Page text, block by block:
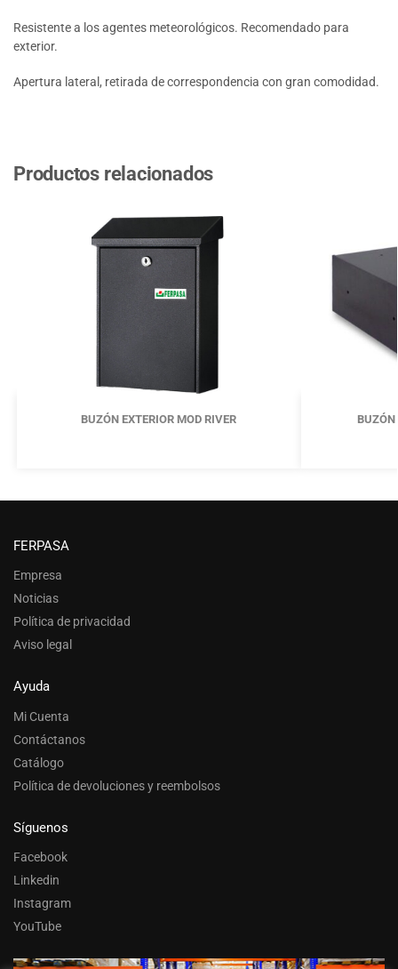
Resistente a los agentes meteorológicos. Recomendado para
exterior.
Apertura lateral, retirada de correspondencia con gran comodidad.
Productos relacionados
BUZÓN EXTERIOR MOD RIVER BUZÓN
FERPASA
Empresa
Noticias
Política de privacidad
Aviso legal
Ayuda
Mi Cuenta
Contáctanos
Catálogo
Política de devoluciones y reembolsos
Síguenos
Facebook
Linkedin
Instagram
YouTube